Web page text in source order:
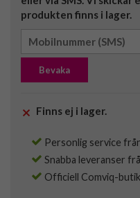
produkten finns i lager.
Bevaka
Finns ej i lager.
Personlig service
Snabba leveranser
Officiell Comviq-butik